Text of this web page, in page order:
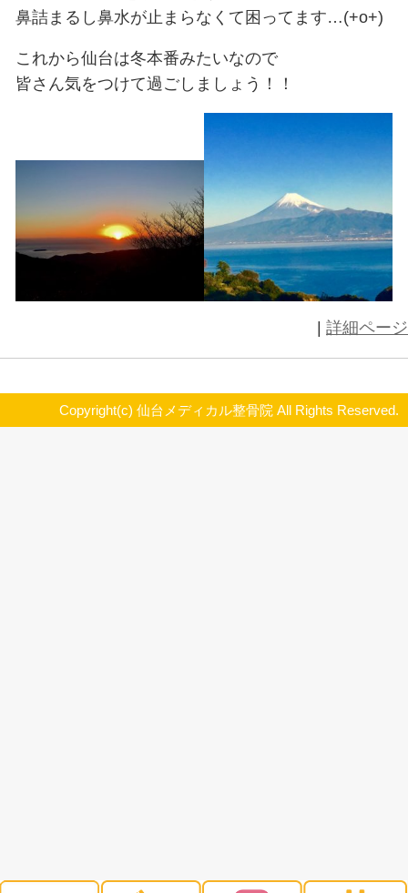
ね
新年早々また風邪をひいてしまい
毎回静岡から帰ってくる頃に風邪
今シーズンの冬はもうすでに2回ひ
今年はひかないで済むと思ってた
・・・・・ひきました。
熱まで出てしまって(´;ω;｀)
初めて3回風邪をひいてます
鼻詰まるし鼻水が止まらなくて困
これから仙台は冬本番みたいなので